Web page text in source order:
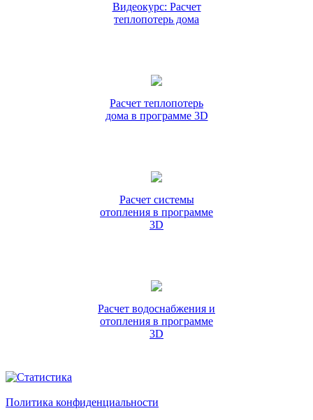
Видеокурс: Расчет
теплопотерь дома
Расчет теплопотерь
дома в программе 3D
Расчет системы
отопления в программе
3D
Расчет водоснабжения и
отопления в программе
3D
Политика конфиденциальности